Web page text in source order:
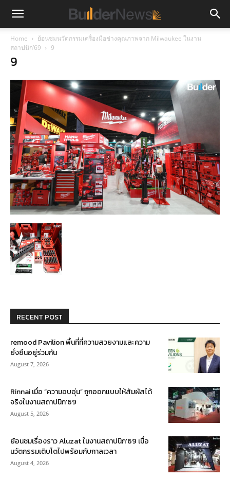
Home
ย้อนชมนวัตกรรมเครื่องมือช่างคุณภาพจาก Milwaukee ในงาน
สถาปนิก’69
9
9
RECENT POST
remood Pavilion พื้นที่ที่ความสวยงามและความ
ยั่งยืนอยู่ร่วมกัน
August 7, 2026
Rinnai เมื่อ “ความอบอุ่น” ถูกออกแบบให้สัมผัสได้
จริงในงานสถาปนิก’69
August 5, 2026
ย้อนชมเรื่องราว Aluzat ในงานสถาปนิก’69 เมื่อ
นวัตกรรมเติบโตไปพร้อมกับกาลเวลา
August 4, 2026